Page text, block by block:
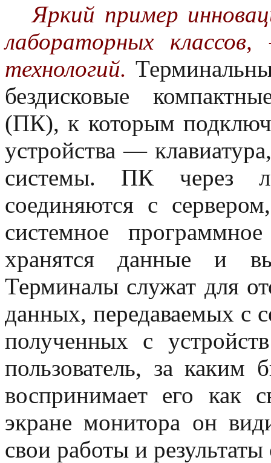
Яркий пример
лабораторных
технологий.
бездисковые
(ПК), к которым
устройства —
системы. ПК через
соединяются с
системное
хранятся данные и
Терминалы служат для
данных, передаваемых с
полученных с
пользователь, за
воспринимает его как
экране монитора он
свои работы и